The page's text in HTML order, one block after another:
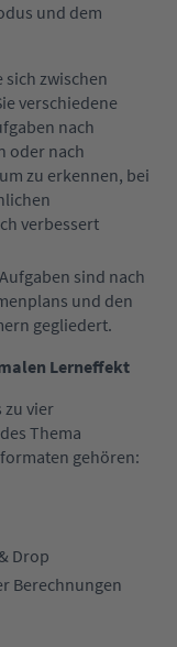
und dem
sich zwischen
verschiedene
nach
oder nach
zu erkennen, bei
verbessert
sind nach
und den
gegliedert.
Lerneffekt
zu vier
Thema
gehören:
Drop
Berechnungen